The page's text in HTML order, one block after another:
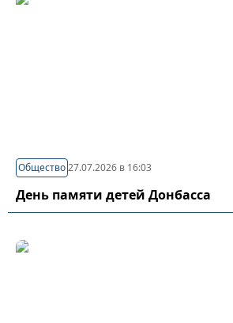
Общество27.07.2026 в 16:03
День памяти детей Донбасса